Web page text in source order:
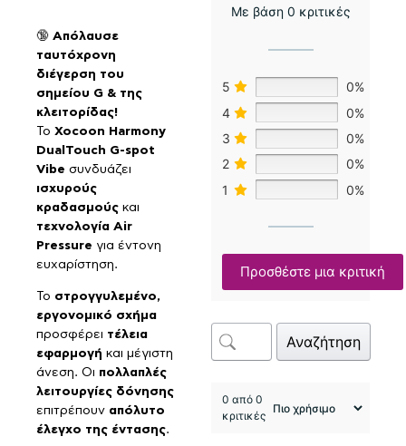
Με βάση 0 κριτικές
5
0%
4
0%
3
0%
2
0%
1
0%
Προσθέστε μια κριτική
Αναζήτηση
0 από 0
κριτικές
🔞 Απόλαυσε
ταυτόχρονη
διέγερση του
σημείου G & της
κλειτορίδας!
Το Xocoon Harmony
DualTouch G-spot
Vibe συνδυάζει
ισχυρούς
κραδασμούς και
τεχνολογία Air
Pressure για έντονη
ευχαρίστηση.
Το στρογγυλεμένο,
εργονομικό σχήμα
προσφέρει τέλεια
εφαρμογή και μέγιστη
άνεση. Οι πολλαπλές
λειτουργίες δόνησης
επιτρέπουν απόλυτο
έλεγχο της έντασης.